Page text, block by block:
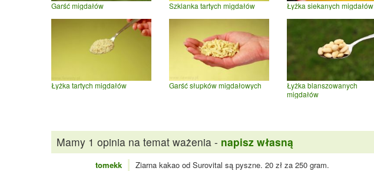
Garść migdałów Szklanka tartych migdałów Łyżka siekanych migdałów
Łyżka tartych migdałów Garść słupków migdałowych
Łyżka blanszowanych
migdałów
Mamy 1 opinia na temat ważenia - napisz własną
tomekk Ziarna kakao od Surovital są pyszne. 20 zł za 250 gram.